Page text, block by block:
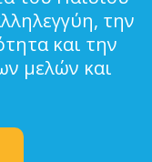
την
και την
μελών και